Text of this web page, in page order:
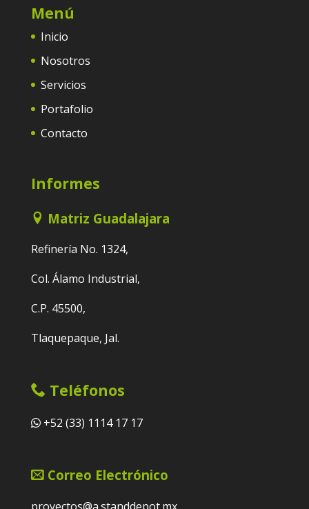
Menú
Inicio
Nosotros
Servicios
Portafolio
Contacto
Informes
Matriz Guadalajara
Refinería No. 1324,
Col. Álamo Industrial,
C.P. 45500,
Tlaquepaque, Jal.
Teléfonos
+52 (33) 1114 17 17
Correo Electrónico